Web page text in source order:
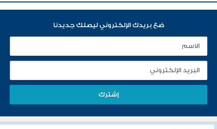
ضع بريدك الإلكتروني ليصلك جديدنا